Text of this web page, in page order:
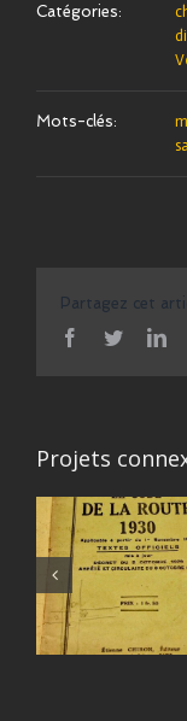
Catégories:
Mots-clés:
Partagez cet
facebook
twitter
Projets